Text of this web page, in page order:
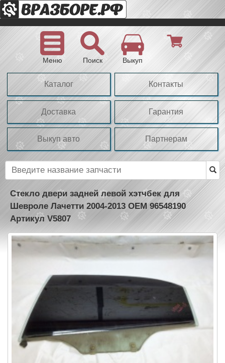
Меню Поиск Выкуп
Каталог Контакты
Доставка Гарантия
Выкуп авто Партнерам
Стекло двери задней левой хэтчбек для
Шевроле Лачетти 2004-2013 OEM 96548190
Артикул V5807